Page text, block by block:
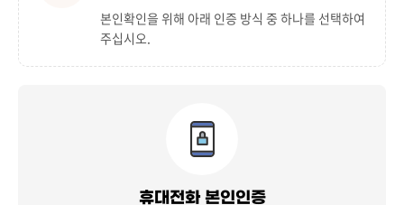
본인확인을 위해 아래 인증 방식 중 하나를 선택하여
주십시오.
휴대전화 본인인증